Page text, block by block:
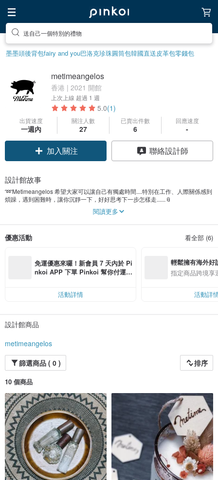
送自己一個特別的禮物
墨墨頭後背包fairy and you巴洛克珍珠圓筒包韓國直送皮革包零錢包
metimeangelos
香港 | 2021 開館
上次上線 超過 1 週
5.0(1)
出貨速度
一週內
關注人數
27
已賣出件數
6
回應速度
-
加入關注 聯絡設計師
設計館故事
➿Metimeangelos 希望大家可以讓自己有獨處時間....特別在工作、人際關係感到
煩躁，遇到困難時，讓你沉靜一下，好好思考下一步怎樣走......📎
當中 “ MeTimeangelos “scent〰️ 為你帶來屬於當天的香氣陪伴你做自己”MeTime
閱讀更多
優惠活動 看全部 (6)
免運優惠來囉！新會員 7 天內於 Pi
nkoi APP 下單 Pinkoi 幫你付運
活動詳情
輕鬆擁有海外好
指定商品跨境享
活動詳
設計館商品
metimeangelos
篩選商品 ( 0 )
排序
10 個商品